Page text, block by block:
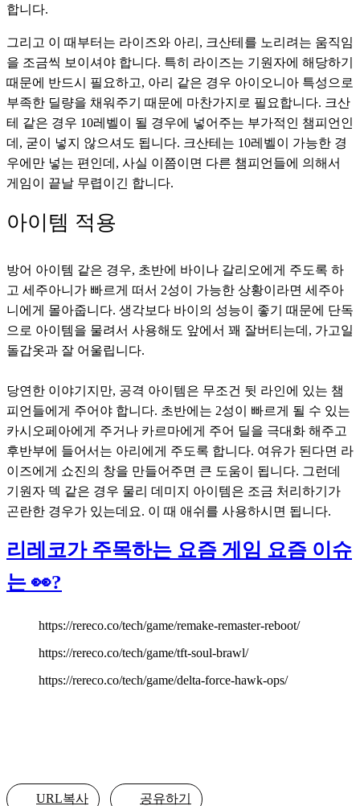
합니다.
그리고 이 때부터는 라이즈와 아리, 크산테를 노리려는 움직임
을 조금씩 보이셔야 합니다. 특히 라이즈는 기원자에 해당하기
때문에 반드시 필요하고, 아리 같은 경우 아이오니아 특성으로
부족한 딜량을 채워주기 때문에 마찬가지로 필요합니다. 크산
테 같은 경우 10레벨이 될 경우에 넣어주는 부가적인 챔피언인
데, 굳이 넣지 않으셔도 됩니다. 크산테는 10레벨이 가능한 경
우에만 넣는 편인데, 사실 이쯤이면 다른 챔피언들에 의해서
게임이 끝날 무렵이긴 합니다.
아이템 적용
방어 아이템 같은 경우, 초반에 바이나 갈리오에게 주도록 하
고 세주아니가 빠르게 떠서 2성이 가능한 상황이라면 세주아
니에게 몰아줍니다. 생각보다 바이의 성능이 좋기 때문에 단독
으로 아이템을 물려서 사용해도 앞에서 꽤 잘버티는데, 가고일
돌갑옷과 잘 어울립니다.
당연한 이야기지만, 공격 아이템은 무조건 뒷 라인에 있는 챔
피언들에게 주어야 합니다. 초반에는 2성이 빠르게 될 수 있는
카시오페아에게 주거나 카르마에게 주어 딜을 극대화 해주고
후반부에 들어서는 아리에게 주도록 합니다. 여유가 된다면 라
이즈에게 쇼진의 창을 만들어주면 큰 도움이 됩니다. 그런데
기원자 덱 같은 경우 물리 데미지 아이템은 조금 처리하기가
곤란한 경우가 있는데요. 이 때 애쉬를 사용하시면 됩니다.
리레코가 주목하는 요즘 게임 요즘 이슈
는 👀?
https://rereco.co/tech/game/remake-remaster-reboot/
https://rereco.co/tech/game/tft-soul-brawl/
https://rereco.co/tech/game/delta-force-hawk-ops/
URL복사 공유하기